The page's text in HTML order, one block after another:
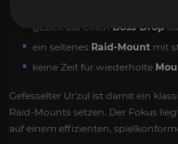
in
gezielt auf einen Boss-Drop
ein seltenes Raid-Mount mit
keine Zeit für wiederholte
Gefesselter Ur'zul ist damit ein
Raid-Mounts setzen. Der Fokus
auf einem effizienten,